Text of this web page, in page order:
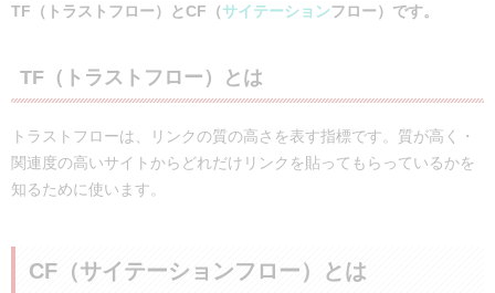
TF（トラストフロー）とCF（サイテーションフロー）です。
TF（トラストフロー）とは
トラストフローは、リンクの質の高さを表す指標です。質が高く・
関連度の高いサイトからどれだけリンクを貼ってもらっているかを
知るために使います。
CF（サイテーションフロー）とは